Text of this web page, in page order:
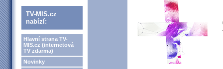
TV-MIS.cz
nabízí:
Hlavní strana TV-
MIS.cz (internetová
TV zdarma)
Novinky